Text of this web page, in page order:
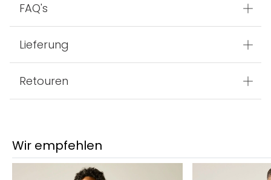
FAQ's
Lieferung
Retouren
Wir empfehlen